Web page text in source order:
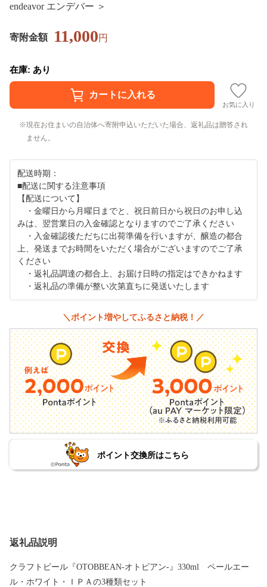
endeavor エンデバー ＞
寄附金額 11,000円
在庫: あり
お気に入り
現在お住まいの自治体へ寄附申込いただいた場合、返礼品は贈答され
ません。
配送時期：
■配送に関する注意事項
【配送について】
・金曜日から月曜日までと、祝日前日から祝日のお申し込
みは、翌営業日の入金確認となりますのでご了承ください
・入金確認後ただちに出荷準備を行いますが、醸造の都合
上、発送までお時間をいただく場合がございますのでご了承
ください
・返礼品調達の都合上、お届け日時の指定はできかねます
・返礼品の準備が整い次第直ちに発送いたします
＼ポイント増やしてふるさと納税！／
ポイント交換所はこちら
返礼品説明
クラフトビール『OTOBBEAN-オトビアン-』330ml ペールエー
ル・ホワイト・ＩＰＡの3種類セット